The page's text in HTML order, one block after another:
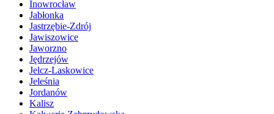
Inowrocław
Jabłonka
Jastrzębie-Zdrój
Jawiszowice
Jaworzno
Jędrzejów
Jelcz-Laskowice
Jeleśnia
Jordanów
Kalisz